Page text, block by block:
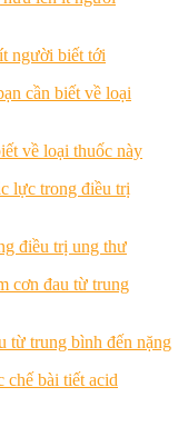
người biết tới
về loại thuốc này
điều trị ung thư
từ trung bình đến nặng